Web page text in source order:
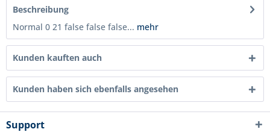
Beschreibung
Normal 0 21 false false false... mehr
Kunden kauften auch
Kunden haben sich ebenfalls angesehen
Support